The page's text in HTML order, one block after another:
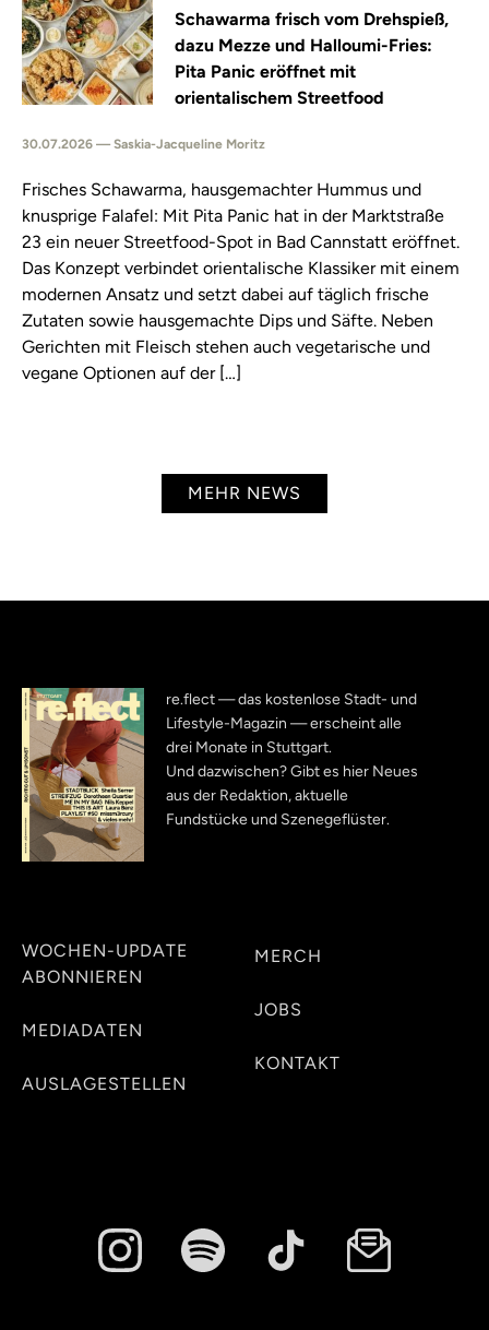
Schawarma frisch vom Drehspieß,
dazu Mezze und Halloumi-Fries:
Pita Panic eröffnet mit
orientalischem Streetfood
30.07.2026 — Saskia-Jacqueline Moritz
Frisches Schawarma, hausgemachter Hummus und
knusprige Falafel: Mit Pita Panic hat in der Marktstraße
23 ein neuer Streetfood-Spot in Bad Cannstatt eröffnet.
Das Konzept verbindet orientalische Klassiker mit einem
modernen Ansatz und setzt dabei auf täglich frische
Zutaten sowie hausgemachte Dips und Säfte. Neben
Gerichten mit Fleisch stehen auch vegetarische und
vegane Optionen auf der […]
MEHR NEWS
re.flect — das kostenlose Stadt- und
Lifestyle-Magazin — erscheint alle
drei Monate in Stuttgart.
Und dazwischen? Gibt es hier Neues
aus der Redaktion, aktuelle
Fundstücke und Szenegeflüster.
WOCHEN-UPDATE
ABONNIEREN
MEDIADATEN
AUSLAGESTELLEN
MERCH
JOBS
KONTAKT